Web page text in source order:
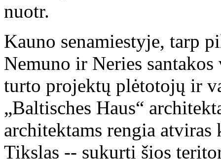
nuotr.
Kauno senamiestyje, tarp
Nemuno ir Neries
turto projektų plėtotojų ir
„Baltisches Haus“
architektams rengia
Tikslas -- sukurti šios